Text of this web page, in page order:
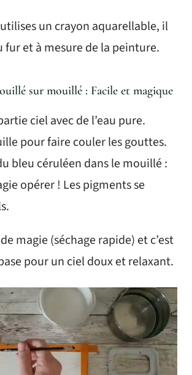
un crayon aquarellable, il
fur et à mesure de la peinture.
sur mouillé : Facile et magique
ciel avec de l’eau pure.
pour faire couler les gouttes.
bleu céruléen dans le mouillé :
opérer ! Les pigments se
magie (séchage rapide) et c’est
pour un ciel doux et relaxant.